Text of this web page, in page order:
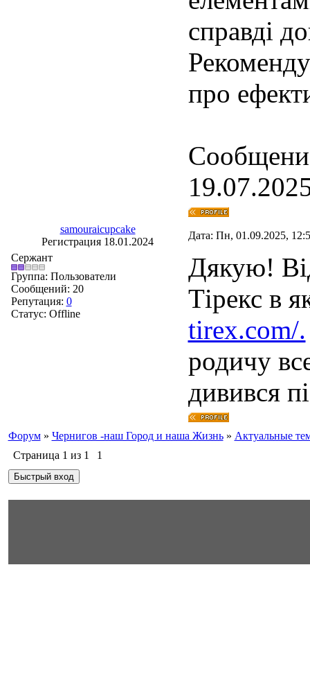
справді
про
samouraicupcake
Регистрация 18.01.2024
Дата: Пн, 01.09.2025,
Сержант
Группа: Пользователи
Сообщений: 20
Репутация: 0
Статус: Offline
Дякую!
Тірекс в
tirex.com/.
родичу
дивився
Форум » Чернигов -наш Город и наша Жизнь » Актуальные
Страница 1 из 1 1